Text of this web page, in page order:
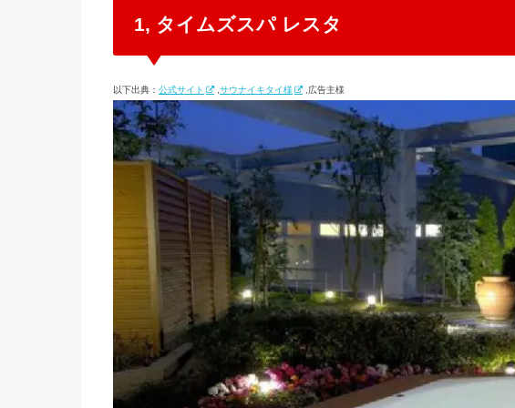
1, タイムズスパ レスタ
以下出典： 公式サイト サウナイキタイ様 ,広告主様